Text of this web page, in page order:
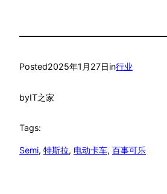
Posted2025年1月27日in行业
byIT之家
Tags:
Semi, 特斯拉, 电动卡车, 百事可乐